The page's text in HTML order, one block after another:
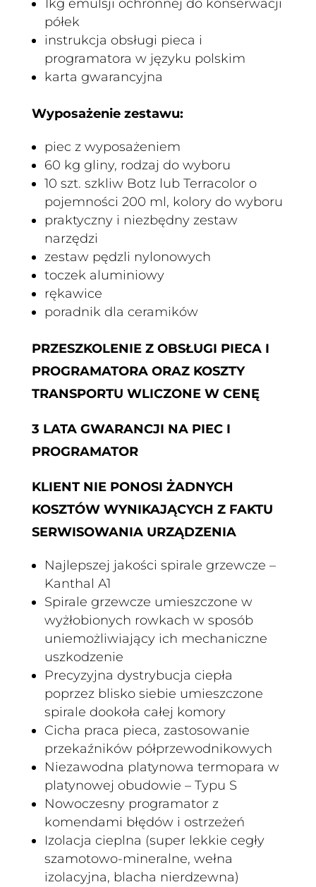
1kg emulsji ochronnej do konserwacji
półek
instrukcja obsługi pieca i
programatora w języku polskim
karta gwarancyjna
Wyposażenie zestawu:
piec z wyposażeniem
60 kg gliny, rodzaj do wyboru
10 szt. szkliw Botz lub Terracolor o
pojemności 200 ml, kolory do wyboru
praktyczny i niezbędny zestaw
narzędzi
zestaw pędzli nylonowych
toczek aluminiowy
rękawice
poradnik dla ceramików
PRZESZKOLENIE Z OBSŁUGI PIECA I
PROGRAMATORA ORAZ KOSZTY
TRANSPORTU WLICZONE W CENĘ
3 LATA GWARANCJI NA PIEC I
PROGRAMATOR
KLIENT NIE PONOSI ŻADNYCH
KOSZTÓW WYNIKAJĄCYCH Z FAKTU
SERWISOWANIA URZĄDZENIA
Najlepszej jakości spirale grzewcze –
Kanthal A1
Spirale grzewcze umieszczone w
wyżłobionych rowkach w sposób
uniemożliwiający ich mechaniczne
uszkodzenie
Precyzyjna dystrybucja ciepła
poprzez blisko siebie umieszczone
spirale dookoła całej komory
Cicha praca pieca, zastosowanie
przekaźników półprzewodnikowych
Niezawodna platynowa termopara w
platynowej obudowie – Typu S
Nowoczesny programator z
komendami błędów i ostrzeżeń
Izolacja cieplna (super lekkie cegły
szamotowo-mineralne, wełna
izolacyjna, blacha nierdzewna)